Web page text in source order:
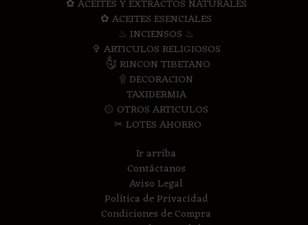
✿ ACEITES Y EXTRACTOS NATURALES
✿ ACEITES ESENCIALES
♨ INCIENSOS ♨
✞ ARTICULOS RELIGIOSOS
༃ RINCON TIBETANO
۩ DECORACION
TAXIDERMIA
۞ OTROS ARTICULOS
✂ LOTES AHORRO
Ir arriba
Contáctanos
Aviso Legal
Política de Privacidad
Condiciones de Compra